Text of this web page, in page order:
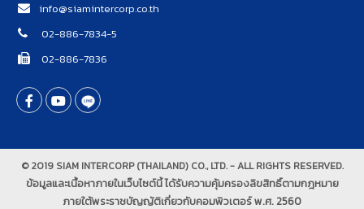
info@siamintercorp.co.th
02-886-7834-5
02-886-7836
© 2019 SIAM INTERCORP (THAILAND) CO., LTD. - ALL RIGHTS RESERVED.
ข้อมูลและเนื้อหาภายในเว็บไซต์นี้ ได้รับความคุ้มครองลิขสิทธิ์ตามกฎหมาย
ภายใต้พระราชบัญญัติเกี่ยวกับคอมพิวเตอร์ พ.ศ. 2560